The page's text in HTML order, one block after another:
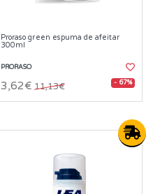
Proraso green espuma de afeitar
300ml
PRORASO
3,62€ 11,13€ - 67%